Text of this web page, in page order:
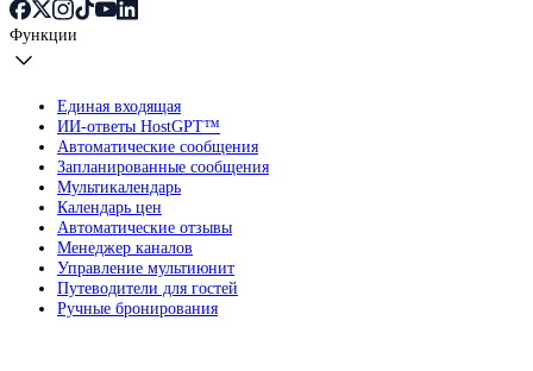
Функции
Единая входящая
ИИ-ответы HostGPT™
Автоматические сообщения
Запланированные сообщения
Мультикалендарь
Календарь цен
Автоматические отзывы
Менеджер каналов
Управление мультиюнит
Путеводители для гостей
Ручные бронирования